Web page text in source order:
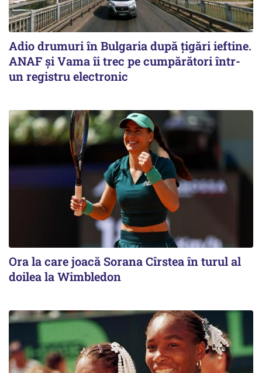
Adio drumuri în Bulgaria după țigări ieftine.
ANAF și Vama îi trec pe cumpărători într-
un registru electronic
Ora la care joacă Sorana Cîrstea în turul al
doilea la Wimbledon